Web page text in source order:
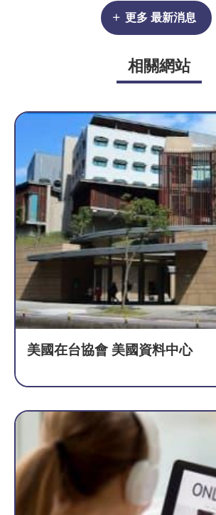
更多 最新消息
相關網站
美國在台協會 美國資料中心